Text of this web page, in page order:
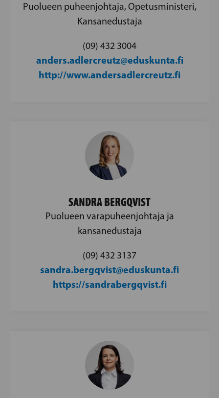
Puolueen puheenjohtaja, Opetusministeri,
Kansanedustaja
(09) 432 3004
anders.adlercreutz@eduskunta.fi
http://www.andersadlercreutz.fi
SANDRA BERGQVIST
Puolueen varapuheenjohtaja ja
kansanedustaja
(09) 432 3137
sandra.bergqvist@eduskunta.fi
https://sandrabergqvist.fi